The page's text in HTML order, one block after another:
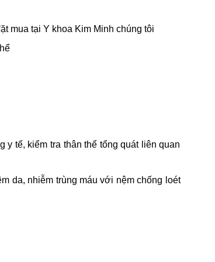
mua tại Y khoa Kim Minh chúng tôi
tế, kiểm tra thân thể tổng quát liên quan
da, nhiễm trùng máu với nệm chống loét